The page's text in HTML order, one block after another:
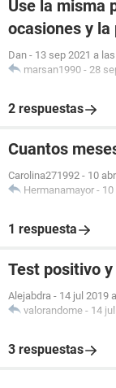
Use la misma
ocasiones y
Dan - 13 sep 2021 a
marsan1990 - 28
2 respuestas
Cuantos
Carolina271992 - 10
Hermanamayor - 10
1 respuesta
Test positivo
Alejabdra - 14 jul 2019
valorandome - 14
3 respuestas